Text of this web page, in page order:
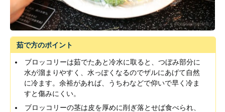
茹で方のポイント
ブロッコリーは茹でたあと冷水に取ると、つぼみ部分に
水が溜まりやすく、水っぽくなるのでザルにあげて自然
に冷ます。余裕があれば、うちわなどで仰いで早く冷ま
すと傷みにくい。
ブロッコリーの茎は皮を厚めに削ぎ落とせば食べられ、